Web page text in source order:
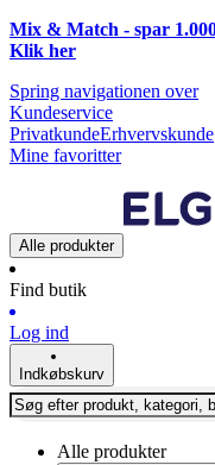
Mix & Match - spar
Klik her
Spring navigationen over
Kundeservice
PrivatkundeErhvervskunde
Mine favoritter
Alle produkter
Find butik
Log ind
Indkøbskurv
Alle produkter